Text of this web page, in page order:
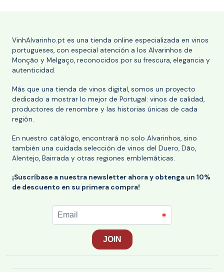
VinhAlvarinho.pt es una tienda online especializada en vinos
portugueses, con especial atención a los Alvarinhos de
Monção y Melgaço, reconocidos por su frescura, elegancia y
autenticidad.
Más que una tienda de vinos digital, somos un proyecto
dedicado a mostrar lo mejor de Portugal: vinos de calidad,
productores de renombre y las historias únicas de cada
región.
En nuestro catálogo, encontrará no solo Alvarinhos, sino
también una cuidada selección de vinos del Duero, Dão,
Alentejo, Bairrada y otras regiones emblemáticas.
¡Suscríbase a nuestra newsletter ahora y obtenga un 10%
de descuento en su primera compra!